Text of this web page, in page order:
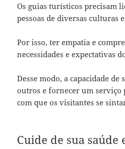
Os guias turísticos precisam
pessoas de diversas culturas
Por isso, ter empatia e
necessidades e expectativas
Desse modo, a capacidade
outros e fornecer um serviço
com que os visitantes se
Cuide de sua saúde